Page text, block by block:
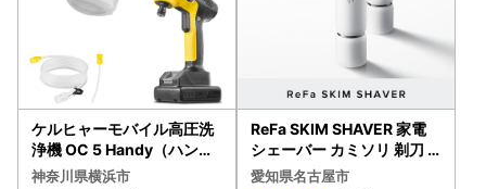
ケルヒャーモバイル高圧洗
浄機 OC 5 Handy（ハンデ
ィジェット） APV0006
神奈川県横浜市
ReFa SKIM SHAVER 家電
シェーバー カミソリ 剃刀
シェーバー
愛知県名古屋市